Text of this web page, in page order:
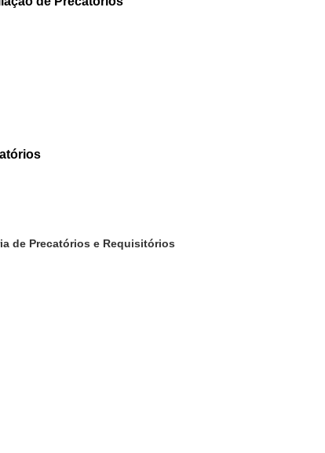
de Precatórios e Requisitórios